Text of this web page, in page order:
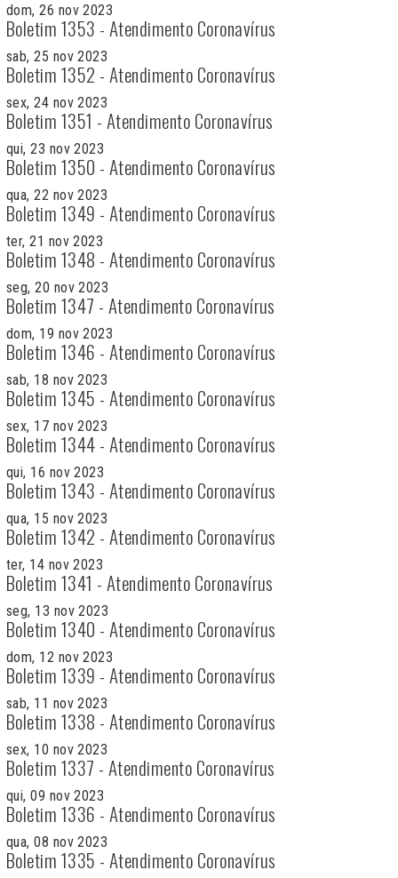
dom, 26 nov 2023
Boletim 1353 - Atendimento Coronavírus
sab, 25 nov 2023
Boletim 1352 - Atendimento Coronavírus
sex, 24 nov 2023
Boletim 1351 - Atendimento Coronavírus
qui, 23 nov 2023
Boletim 1350 - Atendimento Coronavírus
qua, 22 nov 2023
Boletim 1349 - Atendimento Coronavírus
ter, 21 nov 2023
Boletim 1348 - Atendimento Coronavírus
seg, 20 nov 2023
Boletim 1347 - Atendimento Coronavírus
dom, 19 nov 2023
Boletim 1346 - Atendimento Coronavírus
sab, 18 nov 2023
Boletim 1345 - Atendimento Coronavírus
sex, 17 nov 2023
Boletim 1344 - Atendimento Coronavírus
qui, 16 nov 2023
Boletim 1343 - Atendimento Coronavírus
qua, 15 nov 2023
Boletim 1342 - Atendimento Coronavírus
ter, 14 nov 2023
Boletim 1341 - Atendimento Coronavírus
seg, 13 nov 2023
Boletim 1340 - Atendimento Coronavírus
dom, 12 nov 2023
Boletim 1339 - Atendimento Coronavírus
sab, 11 nov 2023
Boletim 1338 - Atendimento Coronavírus
sex, 10 nov 2023
Boletim 1337 - Atendimento Coronavírus
qui, 09 nov 2023
Boletim 1336 - Atendimento Coronavírus
qua, 08 nov 2023
Boletim 1335 - Atendimento Coronavírus